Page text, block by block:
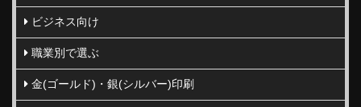
ビジネス向け
職業別で選ぶ
金(ゴールド)・銀(シルバー)印刷